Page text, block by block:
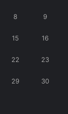
8 9
15 16
22 23
29 30